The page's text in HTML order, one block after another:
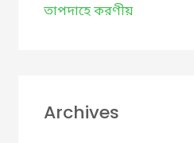
তাপদাহে করণীয়
Archives